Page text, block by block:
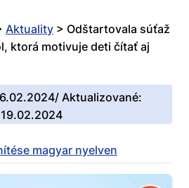
Aktuality > Odštartovala súťaž
ktorá motivuje deti čítať aj
Aktualizované:
19.02.2024
magyar nyelven